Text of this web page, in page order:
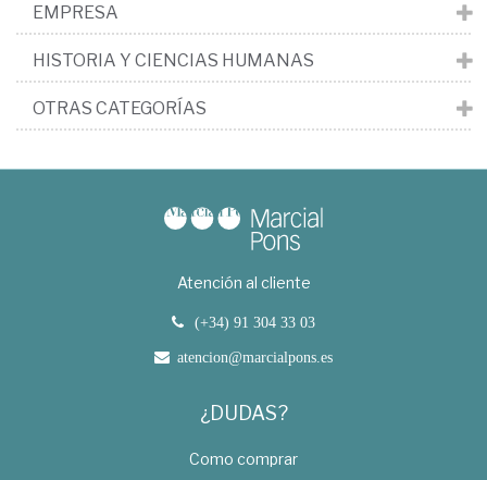
EMPRESA
HISTORIA Y CIENCIAS HUMANAS
OTRAS CATEGORÍAS
Atención al cliente
(+34) 91 304 33 03
atencion@marcialpons.es
¿DUDAS?
Como comprar